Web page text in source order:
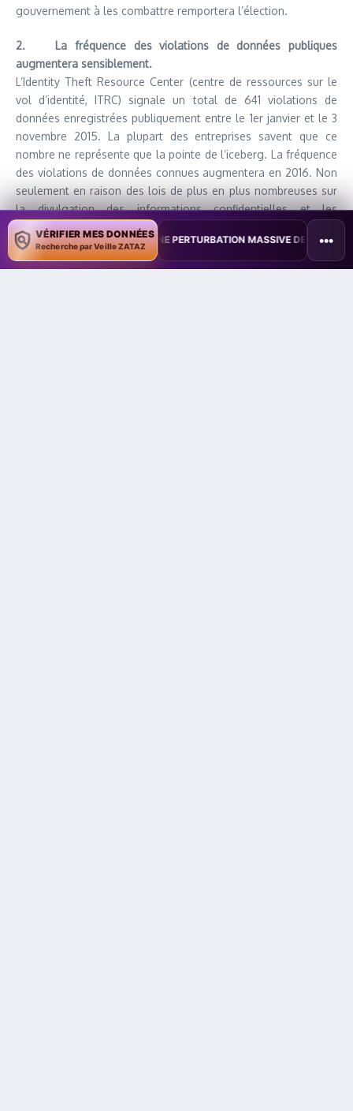
gouvernement à les combattre remportera l’élection.
2. La fréquence des violations de données publiques
augmentera sensiblement.
L’Identity Theft Resource Center (centre de ressources sur le
vol d’identité, ITRC) signale un total de 641 violations de
données enregistrées publiquement entre le 1er janvier et le 3
novembre 2015. La plupart des entreprises savent que ce
nombre ne représente que la pointe de l’iceberg. La fréquence
des violations de données connues augmentera en 2016. Non
seulement en raison des lois de plus en plus nombreuses sur
la divulgation des informations confidentielles et les
violations, mais également à cause de l’incapacité croissante
des investissements de sécurité traditionnelle de périmètre à
protéger les données précieuses. L’utilisation des
VÉRIFIER MES DONNÉES
Recherche par Veille ZATAZ
TESTE UNE PERTURBATION MASSIVE DE L’INTERNET MOBILE •
•••